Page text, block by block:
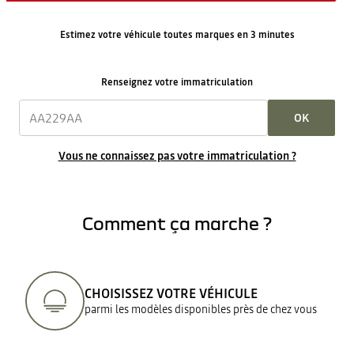
Estimez votre véhicule toutes marques en 3 minutes
Renseignez votre immatriculation
OK
Vous ne connaissez pas votre immatriculation ?
Comment ça marche ?
CHOISISSEZ VOTRE VÉHICULE
parmi les modèles disponibles près de chez vous